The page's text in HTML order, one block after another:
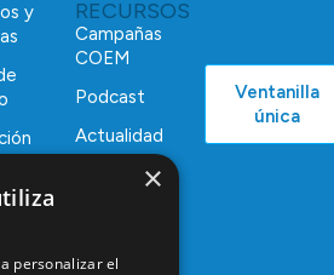
y
de
RECURSOS
Campañas
COEM
Podcast
Actualidad
Ventanilla
única
×
personalizar el